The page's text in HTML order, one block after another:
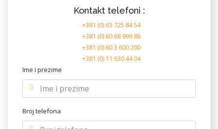
Kontakt telefoni :
+381 (0) 63 725 84 54
+381 (0) 60 68 999 86
+381 (0) 60 3 600 200
+381 (0) 11 630 44 04
Ime i prezime
Broj telefona